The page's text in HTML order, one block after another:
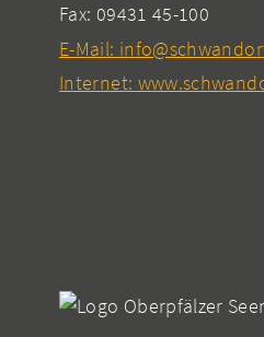
Fax: 09431 45-100
E-Mail:
Internet: